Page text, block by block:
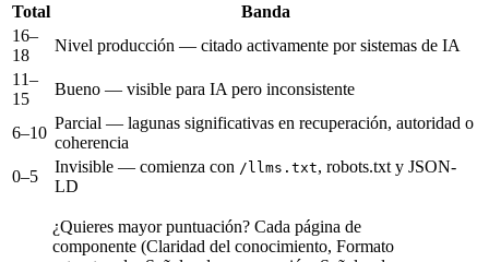
Total
Banda
16–
18
Nivel producción — citado activamente por sistemas de IA
11–
15
Bueno — visible para IA pero inconsistente
6–10
Parcial — lagunas significativas en recuperación, autoridad o
coherencia
0–5
Invisible — comienza con /llms.txt, robots.txt y JSON-
LD
¿Quieres mayor puntuación? Cada página de
componente (Claridad del conocimiento, Formato